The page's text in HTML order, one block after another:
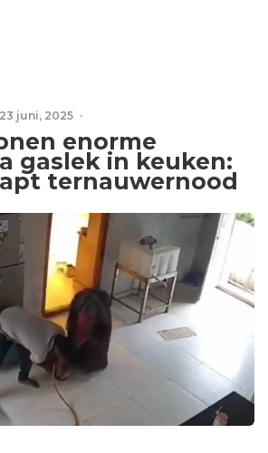
23 juni, 2025 ·
enorme
gaslek in keuken:
ternauwernood